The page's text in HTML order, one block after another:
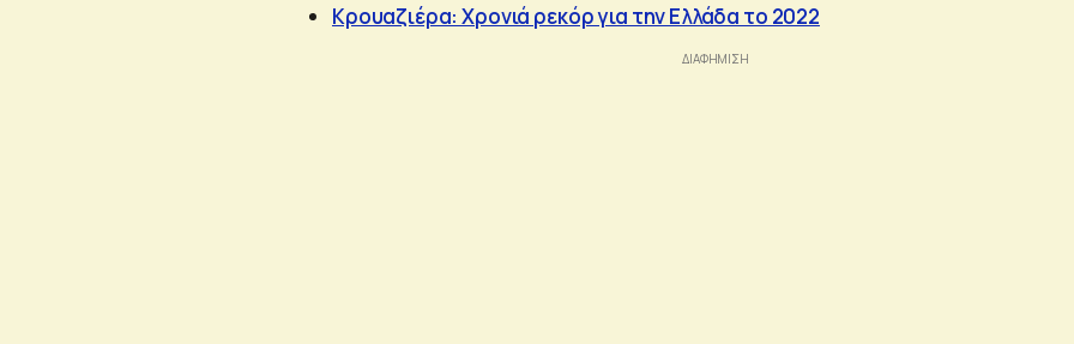
Κρουαζιέρα: Χρονιά ρεκόρ για την Ελλάδα το 2022